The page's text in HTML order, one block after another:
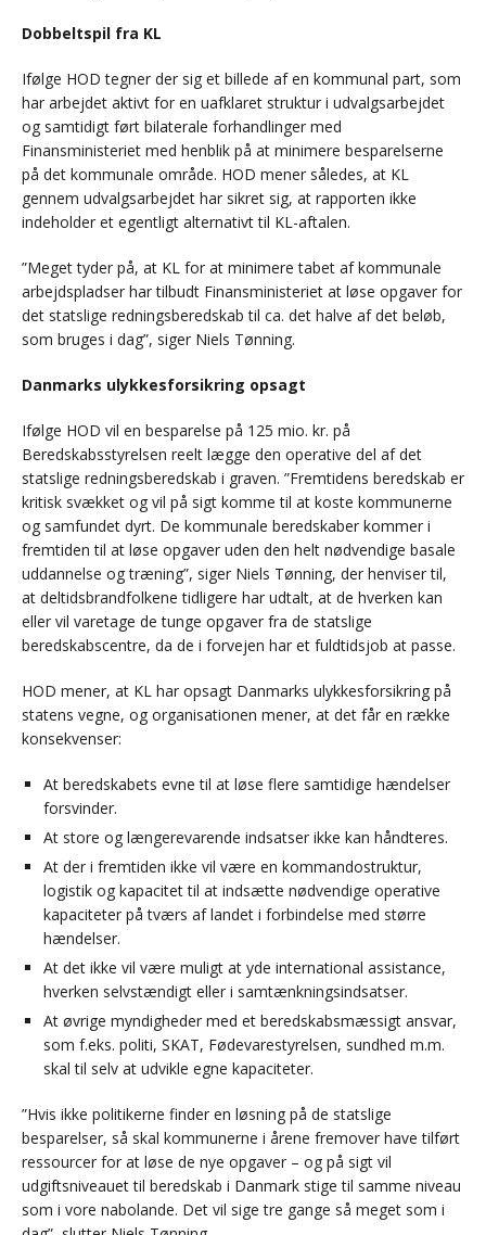
Dobbeltspil fra KL
Ifølge HOD tegner der sig et billede af en kommunal part, som
har arbejdet aktivt for en uafklaret struktur i udvalgsarbejdet
og samtidigt ført bilaterale forhandlinger med
Finansministeriet med henblik på at minimere besparelserne
på det kommunale område. HOD mener således, at KL
gennem udvalgsarbejdet har sikret sig, at rapporten ikke
indeholder et egentligt alternativt til KL-aftalen.
”Meget tyder på, at KL for at minimere tabet af kommunale
arbejdspladser har tilbudt Finansministeriet at løse opgaver for
det statslige redningsberedskab til ca. det halve af det beløb,
som bruges i dag”, siger Niels Tønning.
Danmarks ulykkesforsikring opsagt
Ifølge HOD vil en besparelse på 125 mio. kr. på
Beredskabsstyrelsen reelt lægge den operative del af det
statslige redningsberedskab i graven. ”Fremtidens beredskab er
kritisk svækket og vil på sigt komme til at koste kommunerne
og samfundet dyrt. De kommunale beredskaber kommer i
fremtiden til at løse opgaver uden den helt nødvendige basale
uddannelse og træning”, siger Niels Tønning, der henviser til,
at deltidsbrandfolkene tidligere har udtalt, at de hverken kan
eller vil varetage de tunge opgaver fra de statslige
beredskabscentre, da de i forvejen har et fuldtidsjob at passe.
HOD mener, at KL har opsagt Danmarks ulykkesforsikring på
statens vegne, og organisationen mener, at det får en række
konsekvenser:
At beredskabets evne til at løse flere samtidige hændelser
forsvinder.
At store og længerevarende indsatser ikke kan håndteres.
At der i fremtiden ikke vil være en kommandostruktur,
logistik og kapacitet til at indsætte nødvendige operative
kapaciteter på tværs af landet i forbindelse med større
hændelser.
At det ikke vil være muligt at yde international assistance,
hverken selvstændigt eller i samtænkningsindsatser.
At øvrige myndigheder med et beredskabsmæssigt ansvar,
som f.eks. politi, SKAT, Fødevarestyrelsen, sundhed m.m.
skal til selv at udvikle egne kapaciteter.
”Hvis ikke politikerne finder en løsning på de statslige
besparelser, så skal kommunerne i årene fremover have tilført
ressourcer for at løse de nye opgaver – og på sigt vil
udgiftsniveauet til beredskab i Danmark stige til samme niveau
som i vore nabolande. Det vil sige tre gange så meget som i